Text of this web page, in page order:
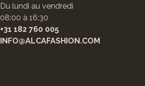
Du lundi au vendredi
08:00 à 16:30
+31 182 760 005
INFO@ALCAFASHION.COM